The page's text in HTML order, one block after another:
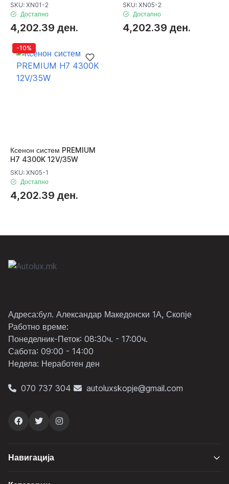
SKU: XN01-2
Достапно
4,202.39 ден.
SKU: XN05-2
Достапно
4,202.39 ден.
-10%
Ксенон систем PREMIUM
H7 4300K 12V/35W
SKU: XN05-1
Достапно
4,202.39 ден.
Адреса:бул. Александар Македонски 1А, Скопје
Работно време:
Понеделник-Петок: 08:30ч. - 17:00ч.
Сабота: 09:00 - 14:00
Неделa: Неработен ден
070 737 304 autoluxskopje@gmail.com
Навигација